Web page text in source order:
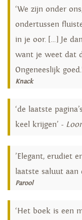
‘We zijn onder
ondertussen
in je oor. […] Je
want je weet dat
Ongeneeslijk
Knack
‘de laatste
keel krijgen’ -
’Elegant, erudiet
laatste saluut aan
Parool
‘Het boek is een